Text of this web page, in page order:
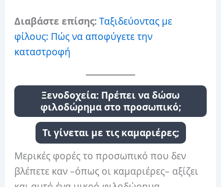
Διαβάστε επίσης: Ταξιδεύοντας με
φίλους: Πώς να αποφύγετε την
καταστροφή
Ξενοδοχεία: Πρέπει να δώσω
φιλοδώρημα στο προσωπικό;
Τι γίνεται με τις καμαριέρες;
Μερικές φορές το προσωπικό που δεν
βλέπετε καν –όπως οι καμαριέρες– αξίζει